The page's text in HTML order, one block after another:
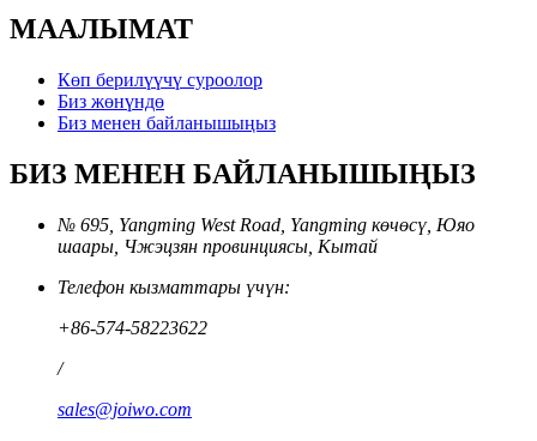
МААЛЫМАТ
Көп берилүүчү суроолор
Биз жөнүндө
Биз менен байланышыңыз
БИЗ МЕНЕН БАЙЛАНЫШЫҢЫЗ
№ 695, Yangming West Road, Yangming көчөсү, Юяо
шаары, Чжэцзян провинциясы, Кытай
Телефон кызматтары үчүн:
+86-574-58223622
/
sales@joiwo.com